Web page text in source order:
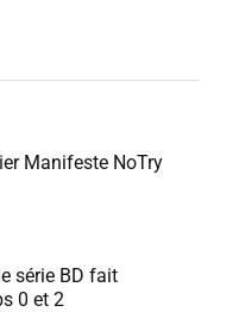
Manifeste NoTry
série BD fait
0 et 2